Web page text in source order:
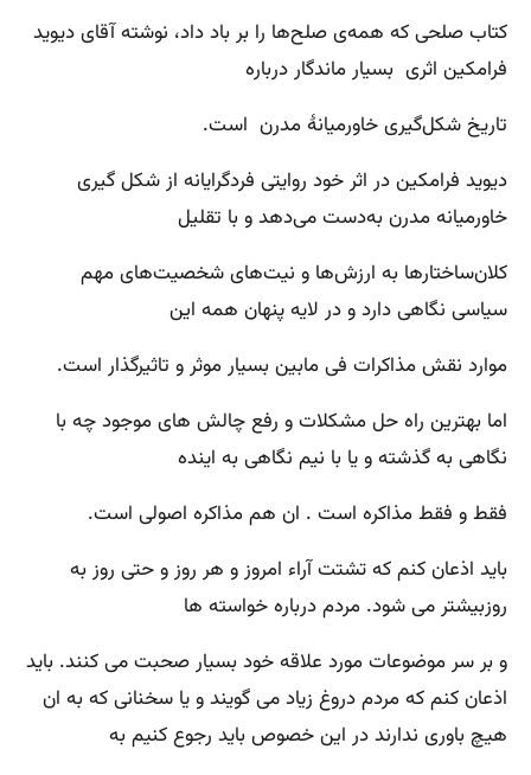
کتاب صلحی که همه‌ی صلح‌ها را بر باد داد، نوشته آقای دیوید
فرامکین اثری بسیار ماندگار درباره
تاریخ شکل‌گیری خاورمیانۀ مدرن است.
دیوید فرامکین در اثر خود روایتی فردگرایانه از شکل گیری
خاورمیانه مدرن به‌دست می‌دهد و با تقلیل
کلان‌ساختارها به ارزش‌ها و نیت‌های شخصیت‌های مهم
سیاسی نگاهی دارد و در لایه پنهان همه این
موارد نقش مذاکرات فی مابین بسیار موثر و تاثیرگذار است.
اما بهترین راه حل مشکلات و رفع چالش های موجود چه با
نگاهی به گذشته و یا با نیم نگاهی به اینده
فقط و فقط مذاکره است . ان هم مذاکره اصولی است.
باید اذعان کنم که تشتت آراء امروز و هر روز و حتی روز به
روزبیشتر می شود. مردم درباره خواسته ها
و بر سر موضوعات مورد علاقه خود بسیار صحبت می کنند. باید
اذعان کنم که مردم دروغ زیاد می گویند و یا سخنانی که به ان
هیچ باوری ندارند در این خصوص باید رجوع کنیم به